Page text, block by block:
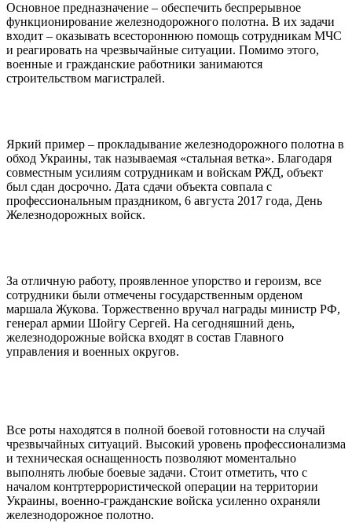
Основное предназначение – обеспечить беспрерывное
функционирование железнодорожного полотна. В их задачи
входит – оказывать всестороннюю помощь сотрудникам МЧС
и реагировать на чрезвычайные ситуации. Помимо этого,
военные и гражданские работники занимаются
строительством магистралей.
Яркий пример – прокладывание железнодорожного полотна в
обход Украины, так называемая «стальная ветка». Благодаря
совместным усилиям сотрудникам и войскам РЖД, объект
был сдан досрочно. Дата сдачи объекта совпала с
профессиональным праздником, 6 августа 2017 года, День
Железнодорожных войск.
За отличную работу, проявленное упорство и героизм, все
сотрудники были отмечены государственным орденом
маршала Жукова. Торжественно вручал награды министр РФ,
генерал армии Шойгу Сергей. На сегодняшний день,
железнодорожные войска входят в состав Главного
управления и военных округов.
Все роты находятся в полной боевой готовности на случай
чрезвычайных ситуаций. Высокий уровень профессионализма
и техническая оснащенность позволяют моментально
выполнять любые боевые задачи. Стоит отметить, что с
началом контртеррористической операции на территории
Украины, военно-гражданские войска усиленно охраняли
железнодорожное полотно.